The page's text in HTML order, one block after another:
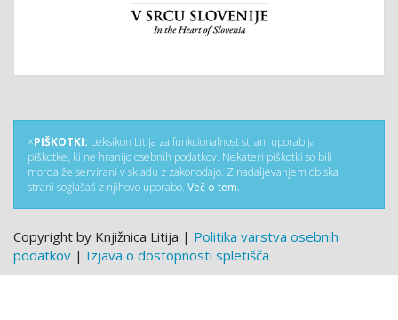
×PIŠKOTKI: Leksikon Litija za funkcionalnost strani uporablja
piškotke, ki ne hranijo osebnih podatkov. Nekateri piškotki so bili
morda že servirani v skladu z zakonodajo. Z nadaljevanjem obiska
strani soglašaš z njihovo uporabo. Več o tem.
Copyright by Knjižnica Litija | Politika varstva osebnih
podatkov | Izjava o dostopnosti spletišča